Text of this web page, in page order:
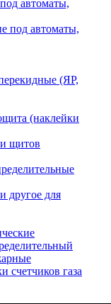
автоматы,
под автоматы,
(ЯР,
(наклейки
щитов
другое для
счетчиков газа